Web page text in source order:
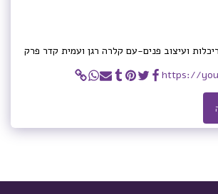
ועיצוב פנים-עם קלרה רגן ועמית קדר פרק
https://